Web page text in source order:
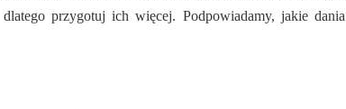
przygotuj ich więcej. Podpowiadamy, jakie dania